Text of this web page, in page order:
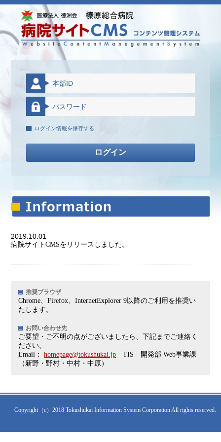
ログイン情報を保存する
2019.10.01
病院サイトCMSをリリースしました。
推奨ブラウザ
Chrome、Firefox、InternetExplorer 9以降のご利用を推奨い
たします。
お問い合わせ先
ご要望・ご不明の点がございましたら、下記までご連絡く
ださい。
Email：homepage@tokushukai.jp TIS 開発部 Web事業課
（新野・野村・中村・中原）
Copyright（c）2018 Tokushukai Information System Corporation All rights reserved.